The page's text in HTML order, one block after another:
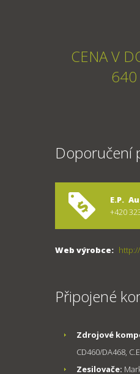
CENA V
Doporučení
E.P.
+420
Web výrobce:
Připojené
Zdrojové
CD460/DA468,
Zesilovače: